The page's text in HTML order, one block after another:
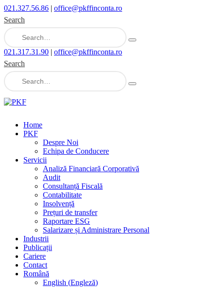
021.327.56.86 | office@pkffinconta.ro
Search
021.317.31.90 | office@pkffinconta.ro
Search
Home
PKF
Despre Noi
Echipa de Conducere
Servicii
Analiză Financiară Corporativă
Audit
Consultanță Fiscală
Contabilitate
Insolvență
Prețuri de transfer
Raportare ESG
Salarizare și Administrare Personal
Industrii
Publicații
Cariere
Contact
Română
English (Engleză)